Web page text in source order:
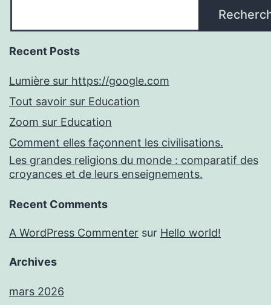
Recent Posts
Lumière sur https://google.com
Tout savoir sur Education
Zoom sur Education
Comment elles façonnent les civilisations.
Les grandes religions du monde : comparatif des
croyances et de leurs enseignements.
Recent Comments
A WordPress Commenter sur Hello world!
Archives
mars 2026